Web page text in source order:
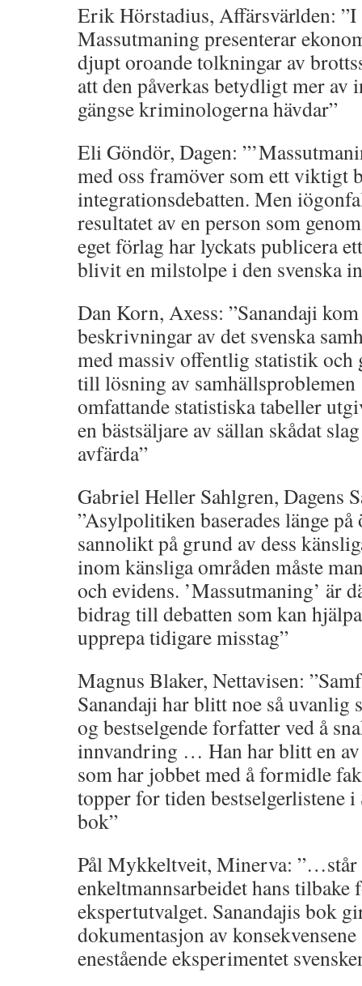
Erik Hörstadius, Affärsvärlden: ”I
Massutmaning presenterar
djupt oroande tolkningar av
att den påverkas betydligt mer av
gängse kriminologerna hävdar”
Eli Göndör, Dagen:
med oss framöver som ett viktigt
integrationsdebatten. Men
resultatet av en person som
eget förlag har lyckats publicera
blivit en milstolpe i den svenska
Dan Korn, Axess: ”Sanandaji
beskrivningar av det svenska
med massiv offentlig statistik och
till lösning av
omfattande statistiska tabeller
en bästsäljare av sällan skådat
avfärda”
Gabriel Heller Sahlgren, Dagens
”Asylpolitiken baserades länge på
sannolikt på grund av dess
inom känsliga områden måste
och evidens. ’Massutmaning’ är
bidrag till debatten som kan
upprepa tidigare misstag”
Magnus Blaker, Nettavisen:
Sanandaji har blitt noe så uvanlig
og bestselgende forfatter ved å
innvandring … Han har blitt en
som har jobbet med å formidle
topper for tiden bestselgerlistene
bok”
Pål Mykkeltveit, Minerva: ”…står
enkeltmannsarbeidet hans tilbake
ekspertutvalget. Sanandajis bok
dokumentasjon av
enestående eksperimentet